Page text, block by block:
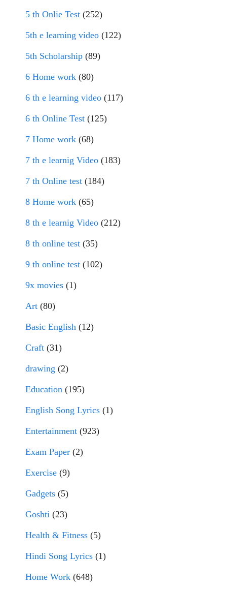
5 th Onlie Test (252)
5th e learning video (122)
5th Scholarship (89)
6 Home work (80)
6 th e learning video (117)
6 th Online Test (125)
7 Home work (68)
7 th e learnig Video (183)
7 th Online test (184)
8 Home work (65)
8 th e learnig Video (212)
8 th online test (35)
9 th online test (102)
9x movies (1)
Art (80)
Basic English (12)
Craft (31)
drawing (2)
Education (195)
English Song Lyrics (1)
Entertainment (923)
Exam Paper (2)
Exercise (9)
Gadgets (5)
Goshti (23)
Health & Fitness (5)
Hindi Song Lyrics (1)
Home Work (648)